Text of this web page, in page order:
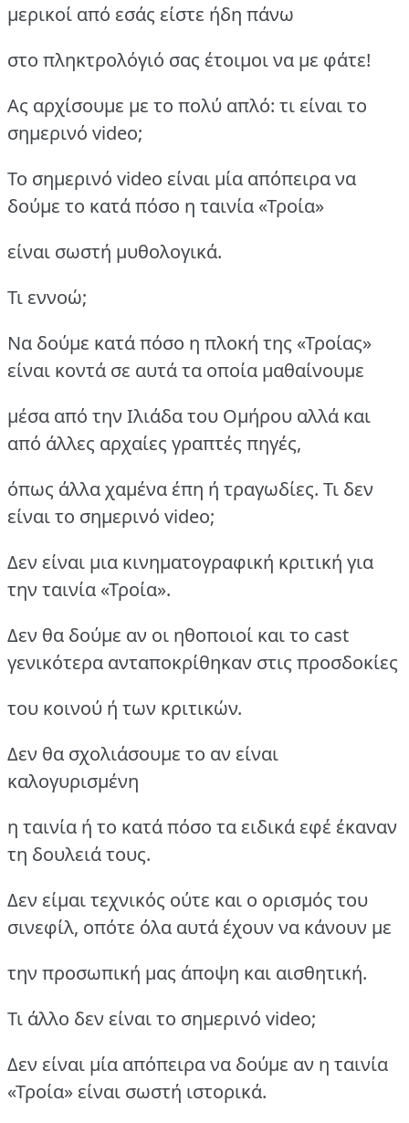
μερικοί από εσάς είστε ήδη πάνω
στο πληκτρολόγιό σας έτοιμοι να με φάτε!
Ας αρχίσουμε με το πολύ απλό: τι είναι το
σημερινό video;
To σημερινό video είναι μία απόπειρα να
δούμε το κατά πόσο η ταινία «Τροία»
είναι σωστή μυθολογικά.
Τι εννοώ;
Να δούμε κατά πόσο η πλοκή της «Τροίας»
είναι κοντά σε αυτά τα οποία μαθαίνουμε
μέσα από την Ιλιάδα του Ομήρου αλλά και
από άλλες αρχαίες γραπτές πηγές,
όπως άλλα χαμένα έπη ή τραγωδίες. Τι δεν
είναι το σημερινό video;
Δεν είναι μια κινηματογραφική κριτική για
την ταινία «Τροία».
Δεν θα δούμε αν οι ηθοποιοί και το cast
γενικότερα ανταποκρίθηκαν στις προσδοκίες
του κοινού ή των κριτικών.
Δεν θα σχολιάσουμε το αν είναι
καλογυρισμένη
η ταινία ή το κατά πόσο τα ειδικά εφέ έκαναν
τη δουλειά τους.
Δεν είμαι τεχνικός ούτε και ο ορισμός του
σινεφίλ, οπότε όλα αυτά έχουν να κάνουν με
την προσωπική μας άποψη και αισθητική.
Τι άλλο δεν είναι το σημερινό video;
Δεν είναι μία απόπειρα να δούμε αν η ταινία
«Τροία» είναι σωστή ιστορικά.